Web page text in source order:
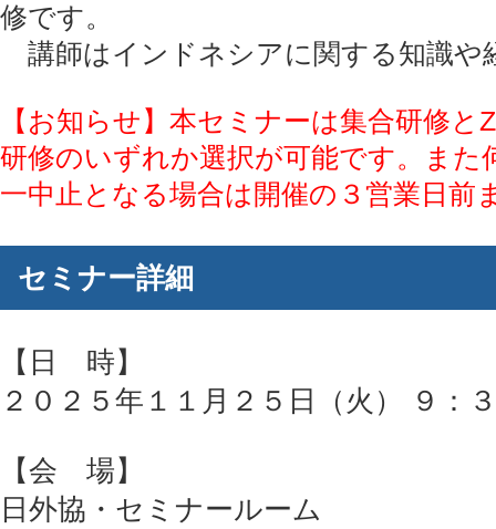
修です。
講師はインドネシアに関する知識や
【お知らせ】本セミナーは集合研修
研修のいずれか選択が可能です。また
一中止となる場合は開催の３営業日前
セミナー詳細
【日 時】
２０２５年１１月２５日（火） ９：
【会 場】
日外協・セミナールーム